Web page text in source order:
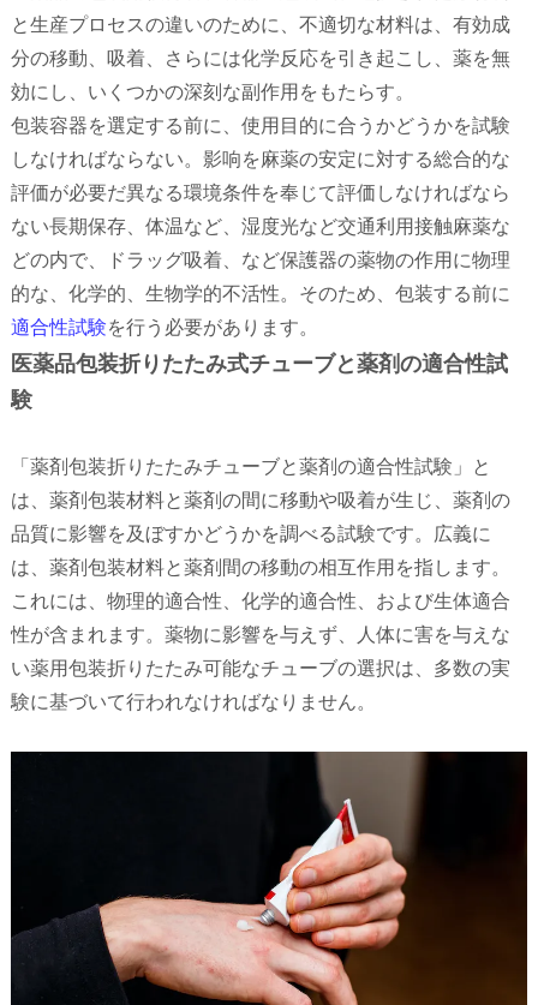
と生産プロセスの違いのために、不適切な材料は、有効成
分の移動、吸着、さらには化学反応を引き起こし、薬を無
効にし、いくつかの深刻な副作用をもたらす。
包装容器を選定する前に、使用目的に合うかどうかを試験
しなければならない。影响を麻薬の安定に対する総合的な
評価が必要だ異なる環境条件を奉じて評価しなければなら
ない長期保存、体温など、湿度光など交通利用接触麻薬な
どの内で、ドラッグ吸着、など保護器の薬物の作用に物理
的な、化学的、生物学的不活性。そのため、包装する前に
適合性試験を行う必要があります。
医薬品包装折りたたみ式チューブと薬剤の適合性試
験
「薬剤包装折りたたみチューブと薬剤の適合性試験」と
は、薬剤包装材料と薬剤の間に移動や吸着が生じ、薬剤の
品質に影響を及ぼすかどうかを調べる試験です。広義に
は、薬剤包装材料と薬剤間の移動の相互作用を指します。
これには、物理的適合性、化学的適合性、および生体適合
性が含まれます。薬物に影響を与えず、人体に害を与えな
い薬用包装折りたたみ可能なチューブの選択は、多数の実
験に基づいて行われなければなりません。